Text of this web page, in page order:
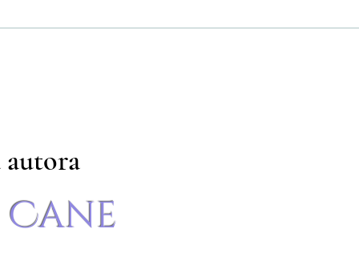
autora